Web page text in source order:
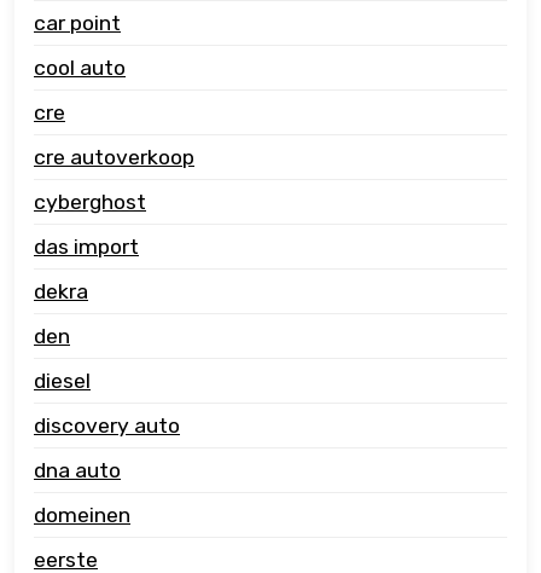
car point
cool auto
cre
cre autoverkoop
cyberghost
das import
dekra
den
diesel
discovery auto
dna auto
domeinen
eerste